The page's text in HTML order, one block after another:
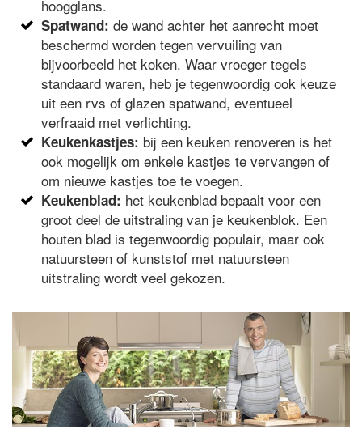
hoogglans.
Spatwand: de wand achter het aanrecht moet
beschermd worden tegen vervuiling van
bijvoorbeeld het koken. Waar vroeger tegels
standaard waren, heb je tegenwoordig ook keuze
uit een rvs of glazen spatwand, eventueel
verfraaid met verlichting.
Keukenkastjes: bij een keuken renoveren is het
ook mogelijk om enkele kastjes te vervangen of
om nieuwe kastjes toe te voegen.
Keukenblad: het keukenblad bepaalt voor een
groot deel de uitstraling van je keukenblok. Een
houten blad is tegenwoordig populair, maar ook
natuursteen of kunststof met natuursteen
uitstraling wordt veel gekozen.